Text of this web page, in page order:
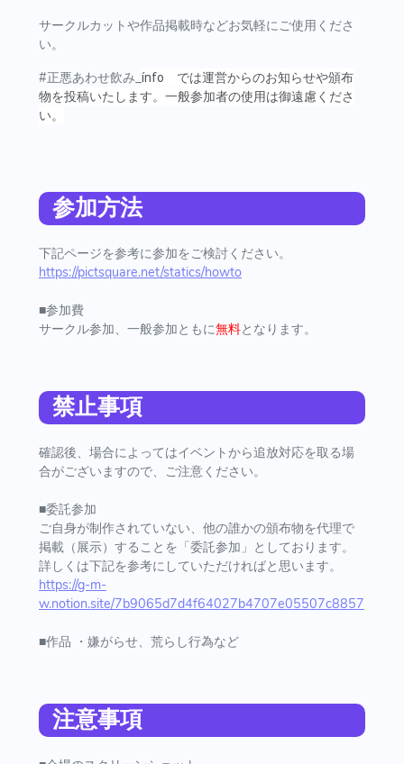
サークルカットや作品掲載時などお気軽にご使用くださ
い。
#正悪あわせ飲み_ínfo では運営からのお知らせや頒布
物を投稿いたします。一般参加者の使用は御遠慮くださ
い。
参加方法
下記ページを参考に参加をご検討ください。
https://pictsquare.net/statics/howto
■参加費
サークル参加、一般参加ともに無料となります。
禁止事項
確認後、場合によってはイベントから追放対応を取る場
合がございますので、ご注意ください。
■委託参加
ご自身が制作されていない、他の誰かの頒布物を代理で
掲載（展示）することを「委託参加」としております。
詳しくは下記を参考にしていただければと思います。
https://g-m-
w.notion.site/7b9065d7d4f64027b4707e05507c8857
■作品 ・嫌がらせ、荒らし行為など
注意事項